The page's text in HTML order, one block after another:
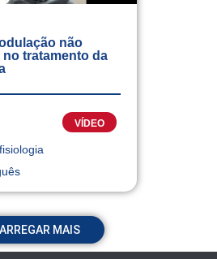
não
no tratamento da
VÍDEO
MAIS